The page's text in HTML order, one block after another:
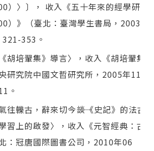
）〉〕， 收入《五十年來的經學研究
）》（臺北：臺灣學生書局，2003年
353。
胡培翬集》導言〉，收入《胡培翬集》
研究院中國文哲研究所，2005年11
。
往轢古，辭來切今――談《史記》的法古與
習上的啟發〉，收入《元智經典：古智
：冠唐國際圖書公司，2010年06